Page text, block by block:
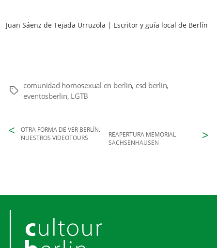
Juan Sáenz de Tejada Urruzola | Escritor y guía local de Berlín
Etiquetas
comunidad homosexual en berlin, csd berlin,
eventosberlin, LGTB
OTRA FORMA DE VER BERLÍN.
NUESTROS VIDEOTOURS
REAPERTURA MEMORIAL
SACHSENHAUSEN